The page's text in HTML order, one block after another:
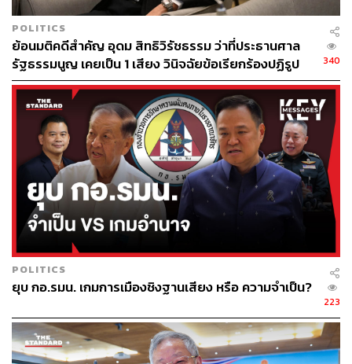
POLITICS
ย้อนมติคดีสำคัญ อุดม สิทธิวิรัชธรรม ว่าที่ประธานศาล
รัฐธรรมนูญ เคยเป็น 1 เสียง วินิจฉัยข้อเรียกร้องปฏิรูป
สถาบันฯ ไม่เข้าข่ายล้มล้าง
340
POLITICS
ยุบ กอ.รมน. เกมการเมืองชิงฐานเสียง หรือ ความจำเป็น?
223